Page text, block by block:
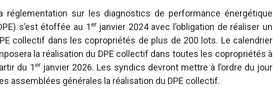
réglementation sur les diagnostics de performance énergétique
s’est étoffée au 1erjanvier 2024 avec l’obligation de réaliser un
collectif dans les copropriétés de plus de 200 lots. Le calendrier
la réalisation du DPE collectif dans toutes les copropriétés à
du 1erjanvier 2026. Les syndics devront mettre à l’ordre du jour
assemblées générales la réalisation du DPE collectif.